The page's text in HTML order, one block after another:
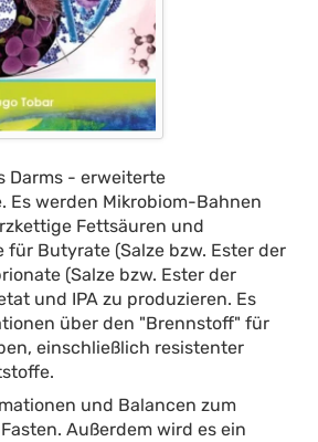
Darms - erweiterte
Es werden Mikrobiom-Bahnen
Fettsäuren und
Butyrate (Salze bzw. Ester der
(Salze bzw. Ester der
und IPA zu produzieren. Es
über den "Brennstoff" für
einschließlich resistenter
und Balancen zum
Außerdem wird es ein